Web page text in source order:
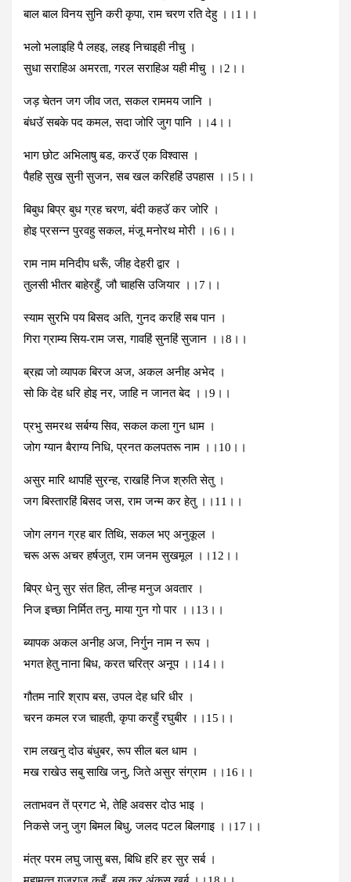
बाल बाल विनय सुनि करी कृपा, राम चरण रति देहु ।।1।।
भलो भलाइहि पै लहइ, लहइ निचाइही नीचु ।
सुधा सराहिअ अमरता, गरल सराहिअ यही मीचु ।।2।।
जड़ चेतन जग जीव जत, सकल राममय जानि ।
बंधउॅ सबके पद कमल, सदा जोरि जुग पानि ।।4।।
भाग छोट अभिलाषु बड, करउॅ एक विश्वास ।
पैहहि सुख सुनी सुजन, सब खल करिहहिं उपहास ।।5।।
बिबुध बिप्र बुध ग्रह चरण, बंदी कहउॅ कर जोरि ।
होइ प्रसन्न पुरवहु सकल, मंजू मनोरथ मोरी ।।6।।
राम नाम मनिदीप धरूँ, जीह देहरी द्वार ।
तुलसी भीतर बाहेरहुँ, जौ चाहसि उजियार ।।7।।
स्‍याम सुरभि पय बिसद अति, गुनद करहिं सब पान ।
गिरा ग्राम्‍य सिय-राम जस, गावहिं सुनहिं सुजान ।।8।।
ब्रह्म जो व्‍यापक बिरज अज, अकल अनीह अभेद ।
सो कि देह धरि होइ नर, जाहि न जानत बेद ।।9।।
प्रभु समरथ सर्बग्‍य सिव, सकल कला गुन धाम ।
जोग ग्‍यान बैराग्‍य निधि, प्रनत कलपतरू नाम ।।10।।
असुर मारि थापहिं सुरन्‍ह, राखहिं निज श्रुति सेतु ।
जग बिस्‍तारहिं बिसद जस, राम जन्‍म कर हेतु ।।11।।
जोग लगन ग्रह बार तिथि, सकल भए अनुकूल ।
चरू अरू अचर हर्षजुत, राम जनम सुखमूल ।।12।।
बिप्र धेनु सुर संत हित, लीन्‍ह मनुज अवतार ।
निज इच्‍छा निर्मित तनु, माया गुन गो पार ।।13।।
ब्‍यापक अकल अनीह अज, निर्गुन नाम न रूप ।
भगत हेतु नाना बिध, करत चरित्र अनूप ।।14।।
गौतम नारि श्राप बस, उपल देह धरि धीर ।
चरन कमल रज चाहती, कृपा करहुँ रघुबीर ।।15।।
राम लखनु दोउ बंधुबर, रूप सील बल धाम ।
मख राखेउ सबु साखि जनु, जिते असुर संग्राम ।।16।।
लताभवन तें प्रगट भे, तेहि अवसर दोउ भाइ ।
निकसे जनु जुग बिमल बिधु, जलद पटल बिलगाइ ।।17।।
मंत्र परम लघु जासु बस, बिधि हरि हर सुर सर्ब ।